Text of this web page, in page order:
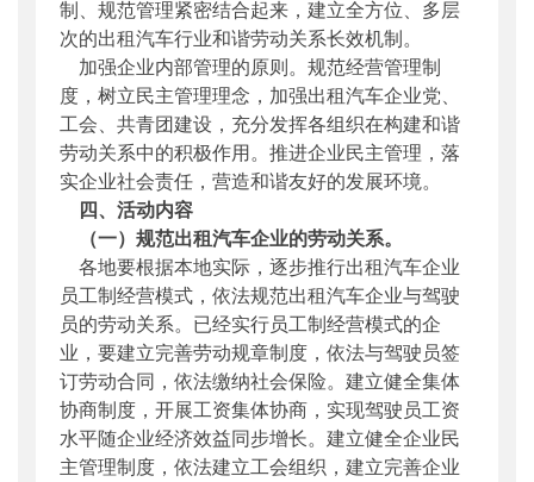
制、规范管理紧密结合起来，建立全方位、多层
次的出租汽车行业和谐劳动关系长效机制。
加强企业内部管理的原则。规范经营管理制
度，树立民主管理理念，加强出租汽车企业党、
工会、共青团建设，充分发挥各组织在构建和谐
劳动关系中的积极作用。推进企业民主管理，落
实企业社会责任，营造和谐友好的发展环境。
四、活动内容
（一）规范出租汽车企业的劳动关系。
各地要根据本地实际，逐步推行出租汽车企业
员工制经营模式，依法规范出租汽车企业与驾驶
员的劳动关系。已经实行员工制经营模式的企
业，要建立完善劳动规章制度，依法与驾驶员签
订劳动合同，依法缴纳社会保险。建立健全集体
协商制度，开展工资集体协商，实现驾驶员工资
水平随企业经济效益同步增长。建立健全企业民
主管理制度，依法建立工会组织，建立完善企业